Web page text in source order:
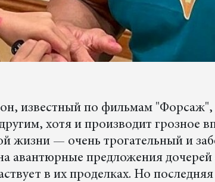
известный по фильмам
хотя и производит грозное
жизни — очень трогательный и
авантюрные предложения
в их проделках. Но последняя